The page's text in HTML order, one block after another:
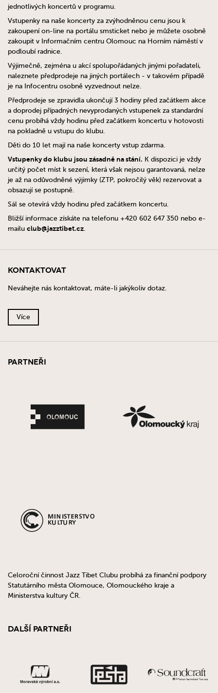
jednotlivých koncertů v programu.
Vstupenky na naše koncerty za zvýhodněnou cenu jsou k
zakoupení on-line na portálu smsticket nebo je můžete osobně
zakoupit v Informačním centru Olomouc na Horním náměstí v
podloubí radnice.
Výjimečně, zejména u akcí spolupořádaných jinými pořadateli,
naleznete předprodeje na jiných portálech - v takovém případě
je na Infocentru osobně vyzvednout nelze.
Předprodeje se zpravidla ukončují 3 hodiny před začátkem akce
a doprodej případných nevyprodaných vstupenek za standardní
cenu probíhá vždy hodinu před začátkem koncertu v hotovosti
na pokladně u vstupu do klubu.
Děti do 10 let mají na naše koncerty vstup zdarma.
Vstupenky do klubu jsou zásadně na stání. K dispozici je vždy
určitý počet míst k sezení, která však nejsou garantovaná, nelze
je až na odůvodněné výjimky (ZTP, pokročilý věk) rezervovat a
obsazují se postupně.
Sál se otevírá vždy hodinu před začátkem koncertu.
Bližší informace získáte na telefonu +420 602 647 350 nebo e-
mailu club@jazztibet.cz.
Kontaktovat
Neváhejte nás kontaktovat, máte-li jakýkoliv dotaz.
Více
Partneři
Celoroční činnost Jazz Tibet Clubu probíhá za finanční podpory
Statutárního města Olomouce, Olomouckého kraje a
Ministerstva kultury ČR.
Další partneři